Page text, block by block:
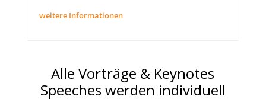
weitere Informationen
Alle Vorträge & Keynotes
Speeches werden individuell